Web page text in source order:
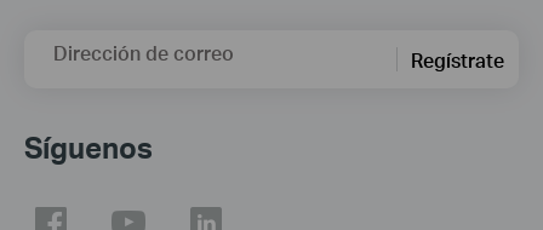
Dirección de correo Regístrate
Síguenos